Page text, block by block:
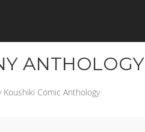
ANTHOLOGY
Koushiki Comic Anthology